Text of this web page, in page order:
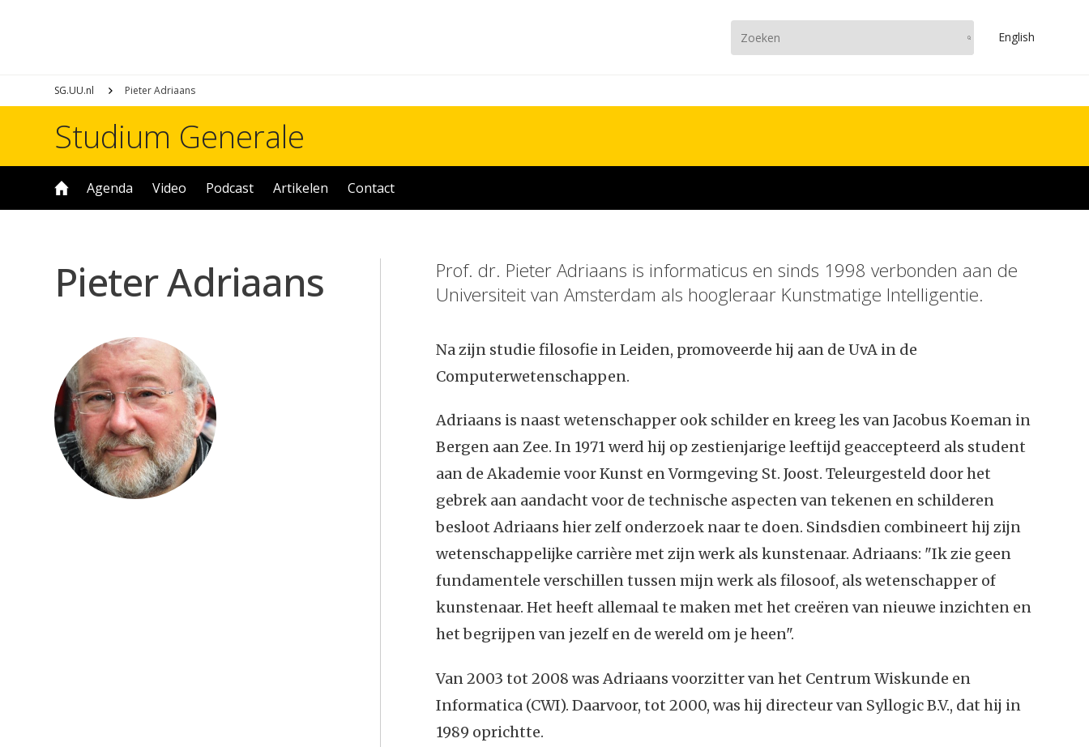
English
SG.UU.nl Pieter Adriaans
Studium Generale
Agenda Video Podcast Artikelen Contact
Pieter Adriaans
Prof. dr. Pieter Adriaans is informaticus en sinds 1998 verbonden aan de
Universiteit van Amsterdam als hoogleraar Kunstmatige Intelligentie.
Na zijn studie filosofie in Leiden, promoveerde hij aan de UvA in de
Computerwetenschappen.
Adriaans is naast wetenschapper ook schilder en kreeg les van Jacobus Koeman in
Bergen aan Zee. In 1971 werd hij op zestienjarige leeftijd geaccepteerd als student
aan de Akademie voor Kunst en Vormgeving St. Joost. Teleurgesteld door het
gebrek aan aandacht voor de technische aspecten van tekenen en schilderen
besloot Adriaans hier zelf onderzoek naar te doen. Sindsdien combineert hij zijn
wetenschappelijke carrière met zijn werk als kunstenaar. Adriaans: "Ik zie geen
fundamentele verschillen tussen mijn werk als filosoof, als wetenschapper of
kunstenaar. Het heeft allemaal te maken met het creëren van nieuwe inzichten en
het begrijpen van jezelf en de wereld om je heen".
Van 2003 tot 2008 was Adriaans voorzitter van het Centrum Wiskunde en
Informatica (CWI). Daarvoor, tot 2000, was hij directeur van Syllogic B.V., dat hij in
1989 oprichtte.